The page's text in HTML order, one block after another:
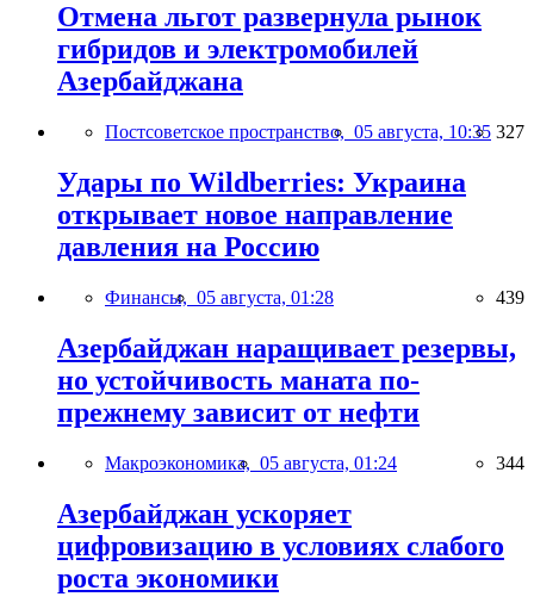
Отмена льгот развернула рынок
гибридов и электромобилей
Азербайджана
Постсоветское пространство, 05 августа, 10:35 327
Удары по Wildberries: Украина
открывает новое направление
давления на Россию
Финансы, 05 августа, 01:28 439
Азербайджан наращивает резервы,
но устойчивость маната по-
прежнему зависит от нефти
Макроэкономика, 05 августа, 01:24 344
Азербайджан ускоряет
цифровизацию в условиях слабого
роста экономики